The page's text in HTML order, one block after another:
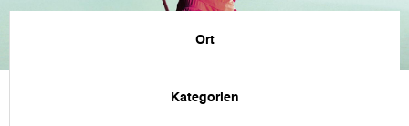
Ort
Kategorien